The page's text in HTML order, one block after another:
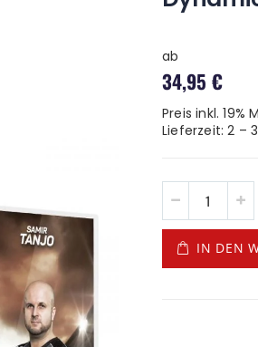
ab
34,95 €
Preis inkl. 19%
Lieferzeit: 2 –
IN DEN